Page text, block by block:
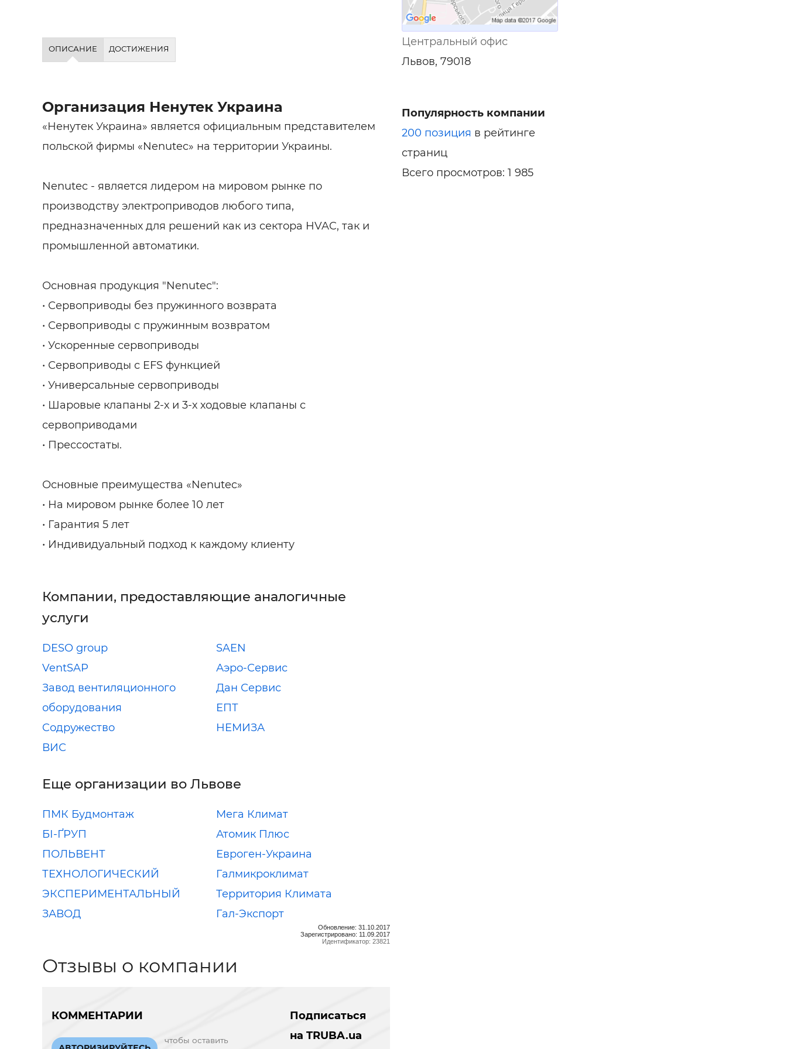
ОПИСАНИЕ ДОСТИЖЕНИЯ
Организация Ненутек Украина
«Ненутек Украина» является официальным представителем
польской фирмы «Nenutec» на территории Украины.
Nenutec - является лидером на мировом рынке по
производству электроприводов любого типа,
предназначенных для решений как из сектора HVAC, так и
промышленной автоматики.
Основная продукция "Nenutec":
• Сервоприводы без пружинного возврата
• Сервоприводы с пружинным возвратом
• Ускоренные сервоприводы
• Сервоприводы с EFS функцией
• Универсальные сервоприводы
• Шаровые клапаны 2-х и 3-х ходовые клапаны с
сервоприводами
• Прессостаты.
Основные преимущества «Nenutec»
• На мировом рынке более 10 лет
• Гарантия 5 лет
• Индивидуальный подход к каждому клиенту
Компании, предоставляющие аналогичные
услуги
DESO group
SAEN
VentSAP
Аэро-Сервис
Завод вентиляционного
оборудования
Дан Сервис
ЕПТ
Cодружество
НЕМИЗА
ВИС
Еще организации во Львове
ПМК Будмонтаж
Мега Климат
БІ-ҐРУП
Атомик Плюс
ПОЛЬВЕНТ
Евроген-Украина
ТЕХНОЛОГИЧЕСКИЙ
ЭКСПЕРИМЕНТАЛЬНЫЙ
ЗАВОД
Галмикроклимат
Территория Климата
Гал-Экспорт
Обновление: 31.10.2017
Зарегистрировано: 11.09.2017
Идентификатор: 23821
Отзывы о компании
КОММЕНТАРИИ
чтобы оставить
Подписаться
на TRUBA.ua
Центральный офис
Львов, 79018
Популярность компании
200 позиция в рейтинге
страниц
Всего просмотров: 1 985